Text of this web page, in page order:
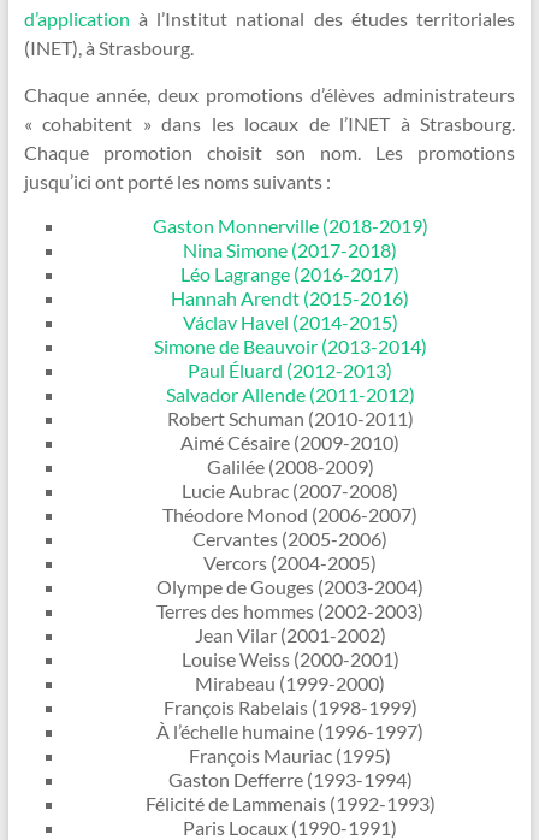
d’application à l’Institut national des études territoriales
(INET), à Strasbourg.
Chaque année, deux promotions d’élèves administrateurs
« cohabitent » dans les locaux de l’INET à Strasbourg.
Chaque promotion choisit son nom. Les promotions
jusqu’ici ont porté les noms suivants :
Gaston Monnerville (2018-2019)
Nina Simone (2017-2018)
Léo Lagrange (2016-2017)
Hannah Arendt (2015-2016)
Václav Havel (2014-2015)
Simone de Beauvoir (2013-2014)
Paul Éluard (2012-2013)
Salvador Allende (2011-2012)
Robert Schuman (2010-2011)
Aimé Césaire (2009-2010)
Galilée (2008-2009)
Lucie Aubrac (2007-2008)
Théodore Monod (2006-2007)
Cervantes (2005-2006)
Vercors (2004-2005)
Olympe de Gouges (2003-2004)
Terres des hommes (2002-2003)
Jean Vilar (2001-2002)
Louise Weiss (2000-2001)
Mirabeau (1999-2000)
François Rabelais (1998-1999)
À l’échelle humaine (1996-1997)
François Mauriac (1995)
Gaston Defferre (1993-1994)
Félicité de Lammenais (1992-1993)
Paris Locaux (1990-1991)